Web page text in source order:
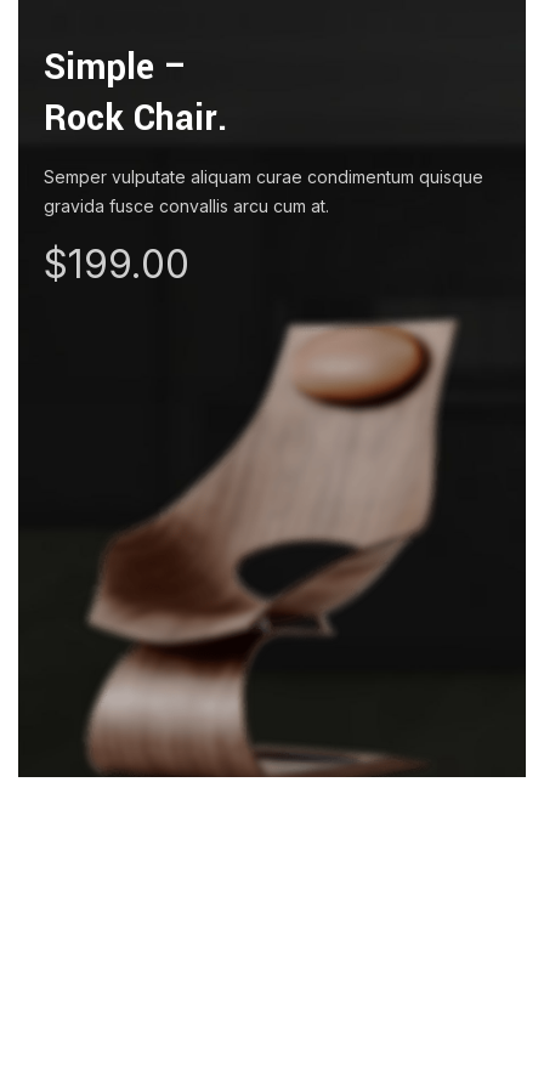
Simple –
Rock Chair.
Semper vulputate aliquam curae condimentum quisque
gravida fusce convallis arcu cum at.
$199.00